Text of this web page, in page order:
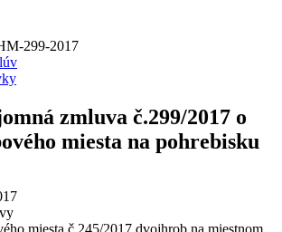
299-2017
zmluva č.299/2017 o
miesta na pohrebisku
miesta č.245/2017 dvojhrob na miestnom